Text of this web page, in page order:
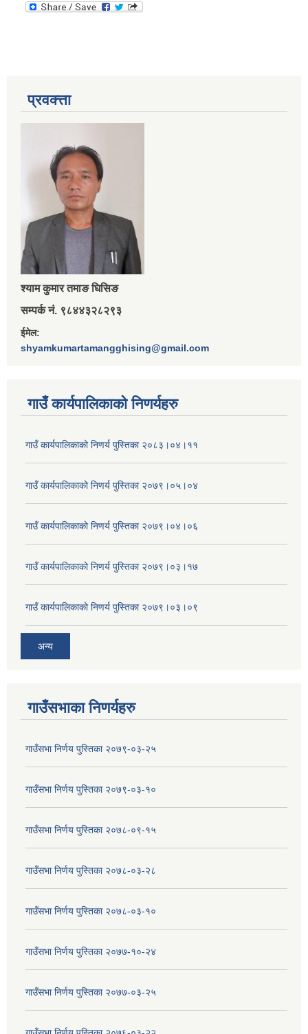
प्रवक्त्ता
श्‍याम कुमार तमाङ घिसिङ
सम्पर्क नं. ९८४४३२८२९३
ईमेल:
shyamkumartamangghising@gmail.com
गाउँ कार्यपालिकाकाे निणर्यहरु
गाउँ कार्यपालिकाको निणर्य पुस्तिका २०८३।०४।११
गाउँ कार्यपालिकाको निणर्य पुस्तिका २०७९।०५।०४
गाउँ कार्यपालिकाको निणर्य पुस्तिका २०७९।०४।०६
गाउँ कार्यपालिकाको निणर्य पुस्तिका २०७९।०३।१७
गाउँ कार्यपालिकाको निणर्य पुस्तिका २०७९।०३।०९
अन्य
गाउँसभाका निणर्यहरु
गाउँसभा निर्णय पुस्तिका २०७९-०३-२५
गाउँसभा निर्णय पुस्तिका २०७९-०३-१०
गाउँसभा निर्णय पुस्तिका २०७८-०९-१५
गाउँसभा निर्णय पुस्तिका २०७८-०३-२८
गाउँसभा निर्णय पुस्तिका २०७८-०३-१०
गाउँसभा निर्णय पुस्तिका २०७७-१०-२४
गाउँसभा निर्णय पुस्तिका २०७७-०३-२५